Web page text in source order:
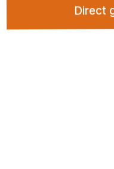
Direct